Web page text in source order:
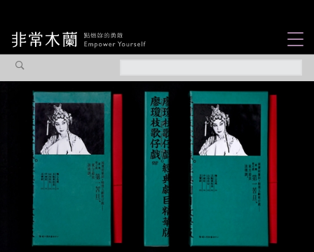
觀點專欄
焦點企劃
社會企業
認識我們